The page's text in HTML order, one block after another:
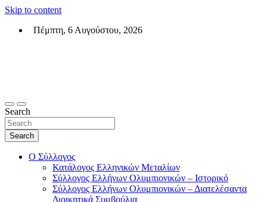
Skip to content
Πέμπτη, 6 Αυγούστου, 2026
Search
Search
Ο Σύλλογος
Κατάλογος Ελληνικών Μεταλίων
Σύλλογος Ελλήνων Ολυμπιονικών – Ιστορικό
Σύλλογος Ελλήνων Ολυμπιονικών – Διατελέσαντα
Διοικητικά Συμβούλια